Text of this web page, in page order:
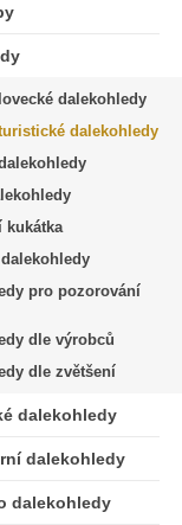
dalekohledy
dalekohledy
kukátka
pro pozorování
dle výrobců
dle zvětšení
dalekohledy
dalekohledy
dalekohledy